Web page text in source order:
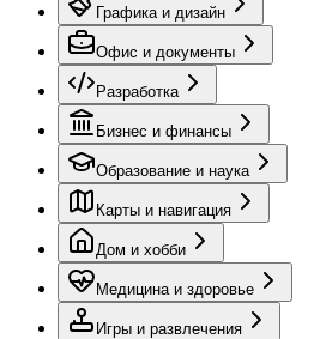
Графика и дизайн
Офис и документы
Разработка
Бизнес и финансы
Образование и наука
Карты и навигация
Дом и хобби
Медицина и здоровье
Игры и развлечения